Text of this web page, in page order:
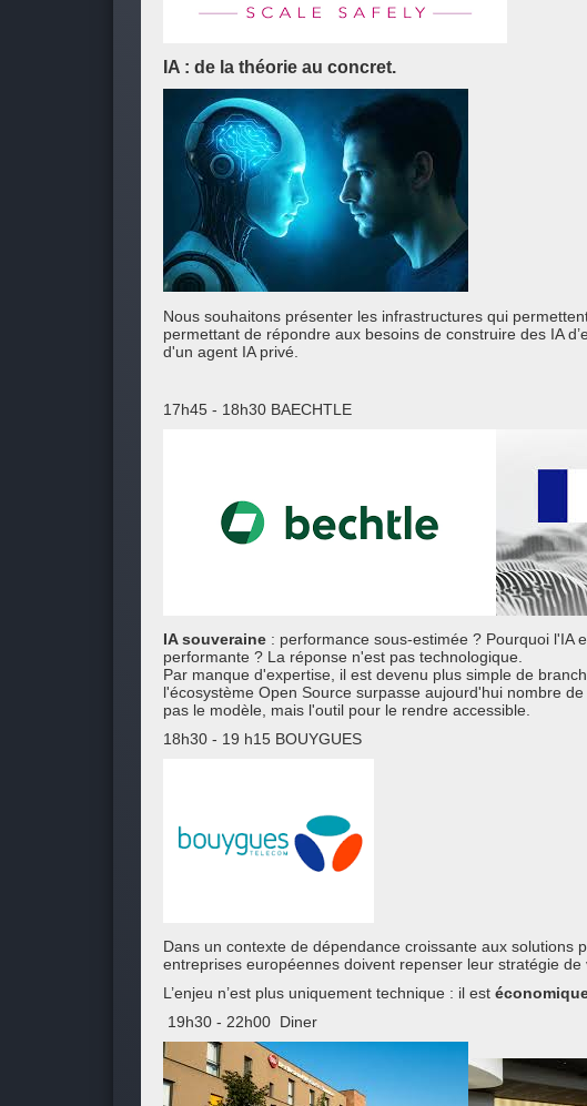
IA : de la théorie au concret.
Nous souhaitons présenter les infrastructures qui
permettant de répondre aux besoins de construire des IA
d'un agent IA privé.
17h45 - 18h30 BAECHTLE
IA souveraine: performance sous-estimée ? Pourquoi l'IA
performante ? La réponse n'est pas technologique.
Par manque d'expertise, il est devenu plus simple de
l'écosystème Open Source surpasse aujourd'hui nombre
pas le modèle, mais l'outil pour le rendre accessible.
18h30 - 19 h15 BOUYGUES
Dans un contexte de dépendance croissante aux solutions
entreprises européennes doivent repenser leur stratégie de
L’enjeu n’est plus uniquement technique : il est
19h30 - 22h00 Diner